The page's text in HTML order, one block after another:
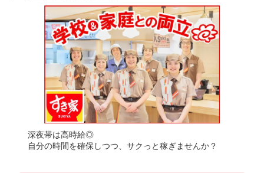
深夜帯は高時給◎
自分の時間を確保しつつ、サクっと稼ぎませんか？